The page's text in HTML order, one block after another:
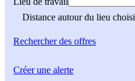
Distance autour du lieu choisi
Rechercherdes offres
Créer une alerte